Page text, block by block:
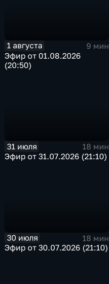
1 августа
9 мин
Эфир от 01.08.2026
(20:50)
31 июля
18 мин
Эфир от 31.07.2026 (21:10)
30 июля
18 мин
Эфир от 30.07.2026 (21:10)